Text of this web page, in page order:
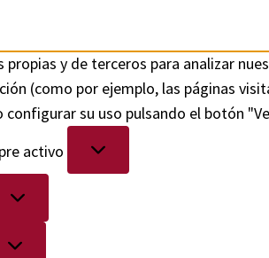
propias y de terceros para analizar
(como por ejemplo, las páginas
configurar su uso pulsando el botón
activo